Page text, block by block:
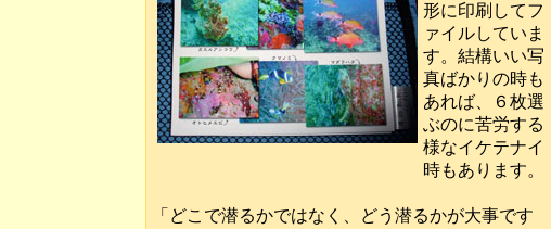
形に印刷してフ
ァイルしていま
す。結構いい写
真ばかりの時も
あれば、６枚選
ぶのに苦労する
様なイケテナイ
時もあります。
「どこで潜るかではなく、どう潜るかが大事です